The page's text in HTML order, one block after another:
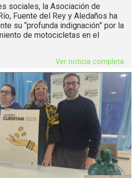
sociales, la Asociación de
Fuente del Rey y Aledaños ha
su “profunda indignación” por la
de motocicletas en el
Ver noticia completa